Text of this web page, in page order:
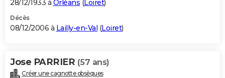
28/12/1933 à Orléans (Loiret)
Décès
08/12/2006 à Lailly-en-Val (Loiret)
Jose PARRIER (57 ans)
Créer une cagnotte obsèques